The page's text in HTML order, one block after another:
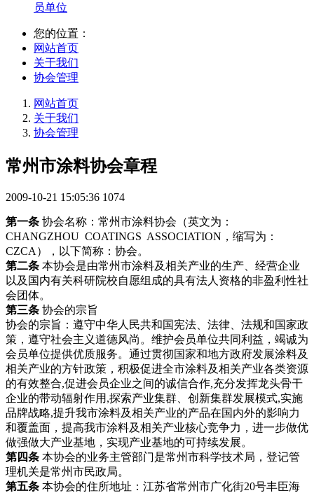
员单位
您的位置：
网站首页
关于我们
协会管理
网站首页
关于我们
协会管理
常州市涂料协会章程
2009-10-21 15:05:36 1074
第一条 协会名称：常州市涂料协会（英文为：
CHANGZHOU COATINGS ASSOCIATION，缩写为：
CZCA），以下简称：协会。
第二条 本协会是由常州市涂料及相关产业的生产、经营企业
以及国内有关科研院校自愿组成的具有法人资格的非盈利性社
会团体。
第三条 协会的宗旨
协会的宗旨：遵守中华人民共和国宪法、法律、法规和国家政
策，遵守社会主义道德风尚。维护会员单位共同利益，竭诚为
会员单位提供优质服务。通过贯彻国家和地方政府发展涂料及
相关产业的方针政策，积极促进全市涂料及相关产业各类资源
的有效整合,促进会员企业之间的诚信合作,充分发挥龙头骨干
企业的带动辐射作用,探索产业集群、创新集群发展模式,实施
品牌战略,提升我市涂料及相关产业的产品在国内外的影响力
和覆盖面，提高我市涂料及相关产业核心竞争力，进一步做优
做强做大产业基地，实现产业基地的可持续发展。
第四条 本协会的业务主管部门是常州市科学技术局，登记管
理机关是常州市民政局。
第五条 本协会的住所地址：江苏省常州市广化街20号丰臣海